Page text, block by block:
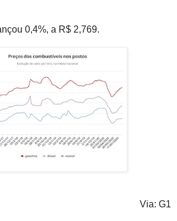
0,4%, a R$ 2,769.
Via: G1